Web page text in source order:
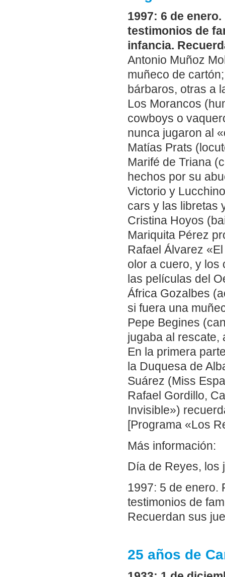
1997: 6 de
testimonios de
infancia.
Antonio Muñoz
muñeco de
bárbaros, otras a
Los Morancos
cowboys o
nunca jugaron al
Matías Prats
Marifé de Triana
hechos por su
Victorio y
cars y las libretas
Cristina Hoyos
Mariquita Pérez
Rafael Álvarez
olor a cuero, y los
las películas del
África Gozalbes
si fuera una
Pepe Begines
jugaba al rescate,
En la primera
la Duquesa de
Suárez (Miss
Rafael Gordillo,
Invisible»)
[Programa «Los
Más información:
Día de Reyes, los
1997: 5 de enero.
testimonios de
Recuerdan sus
25 años de